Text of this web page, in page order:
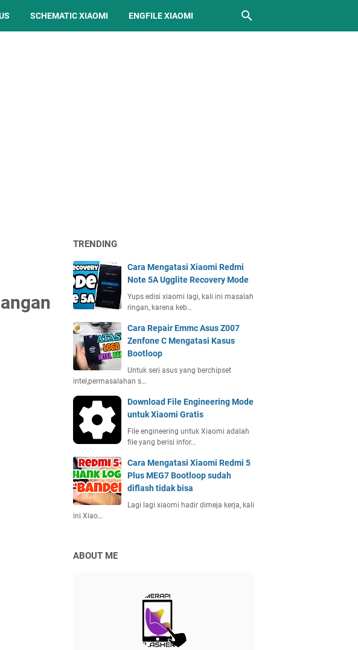
SCHEMATIC XIAOMI ENGFILE XIAOMI
TRENDING
Cara Mengatasi Xiaomi Redmi
Note 5A Ugglite Recovery Mode
Yups edisi xiaomi lagi, kali ini masalah
ringan, karena keb…
Cara Repair Emmc Asus Z007
Zenfone C Mengatasi Kasus
Bootloop
Untuk seri asus yang berchipset
intel,permasalahan s…
Download File Engineering Mode
untuk Xiaomi Gratis
File engineering untuk Xiaomi adalah
file yang berisi infor…
Cara Mengatasi Xiaomi Redmi 5
Plus MEG7 Bootloop sudah
diflash tidak bisa
Lagi lagi xiaomi hadir dimeja kerja, kali
ini Xiao…
ABOUT ME